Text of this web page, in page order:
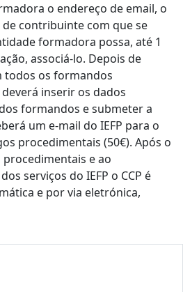
o endereço de email, o
de contribuinte com que se
formadora possa, até 1
associá-lo. Depois de
todos os formandos
inserir os dados
formandos e submeter a
um e-mail do IEFP para o
procedimentais (50€). Após o
e ao
serviços do IEFP o CCP é
e por via eletrónica,